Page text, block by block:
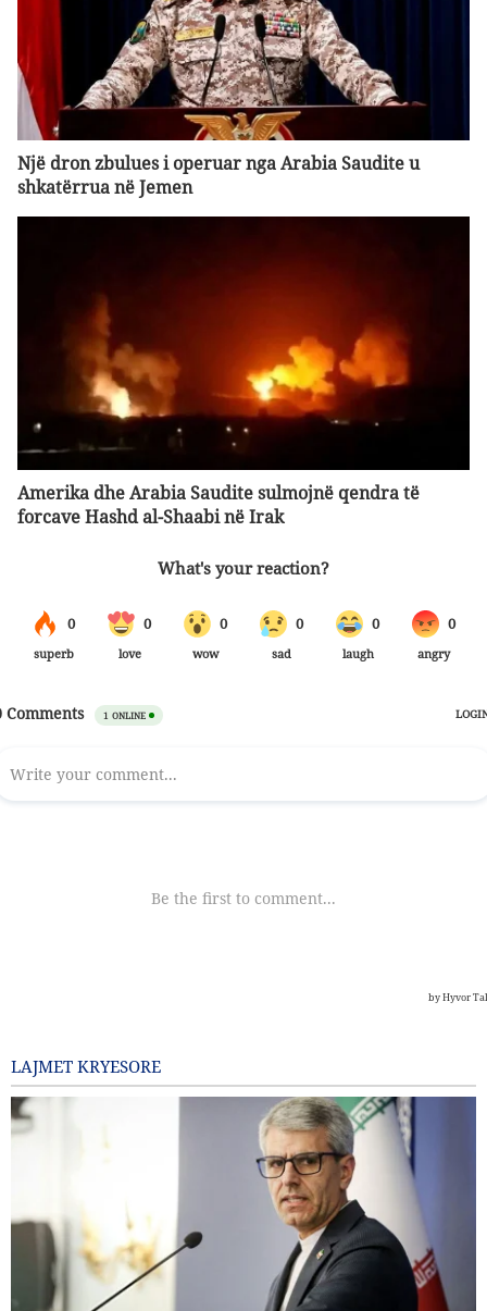
Një dron zbulues i operuar nga Arabia Saudite u
shkatërrua në Jemen
Amerika dhe Arabia Saudite sulmojnë qendra të
forcave Hashd al-Shaabi në Irak
LAJMET KRYESORE